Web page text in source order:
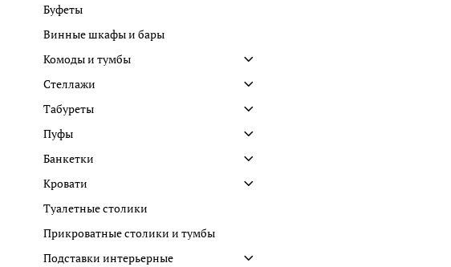
Буфеты
Винные шкафы и бары
Комоды и тумбы
Стеллажи
Табуреты
Пуфы
Банкетки
Кровати
Туалетные столики
Прикроватные столики и тумбы
Подставки интерьерные